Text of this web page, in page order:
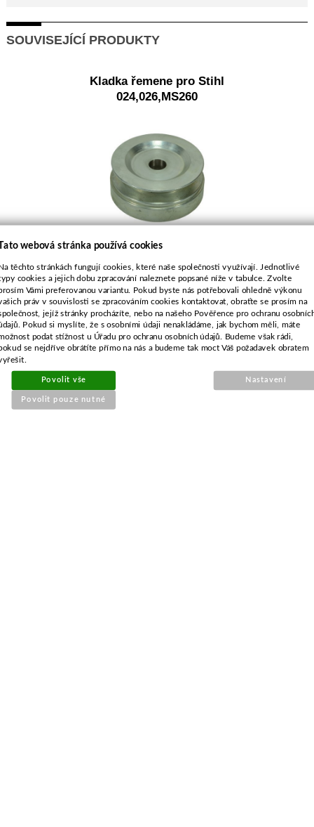
SOUVISEJÍCÍ PRODUKTY
Kladka řemene pro Stihl
024,026,MS260
Objednací číslo:
E0-850207-01
546 Kč
webová stránka používá cookies
těchto stránkách fungují cookies, které naše společnosti využívají. Jednotlivé
cookies a jejich dobu zpracování naleznete popsané níže v tabulce. Zvolte
Vámi preferovanou variantu. Pokud byste nás potřebovali ohledně výkonu
práv v souvislosti se zpracováním cookies kontaktovat, obraťte se prosím na
jejíž stránky procházíte, nebo na našeho Pověřence pro ochranu
Pokud si myslíte, že s osobními údaji nenakládáme, jak bychom měli, máte
podat stížnost u Úřadu pro ochranu osobních údajů. Budeme však rádi,
se nejdříve obrátíte přímo na nás a budeme tak moct Váš požadavek obratem
Povolit vše
Povolit pouze nutné
Nastavení